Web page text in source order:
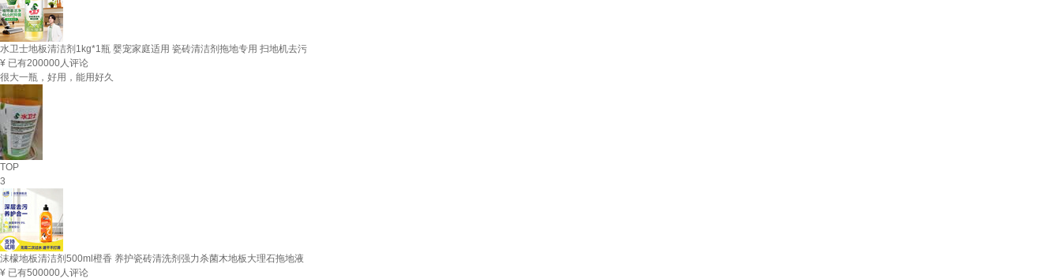
水卫士地板清洁剂1kg*1瓶 婴宠家庭适用 瓷砖清洁剂拖地专用 扫地机去污
¥ 已有200000人评论
很大一瓶，好用，能用好久
TOP
3
沫檬地板清洁剂500ml橙香 养护瓷砖清洗剂强力杀菌木地板大理石拖地液
¥ 已有500000人评论